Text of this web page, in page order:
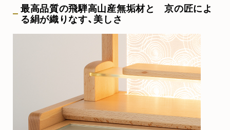
最高品質の飛騨高山産無垢材と 京の匠によ
る絹が織りなす、美しさ